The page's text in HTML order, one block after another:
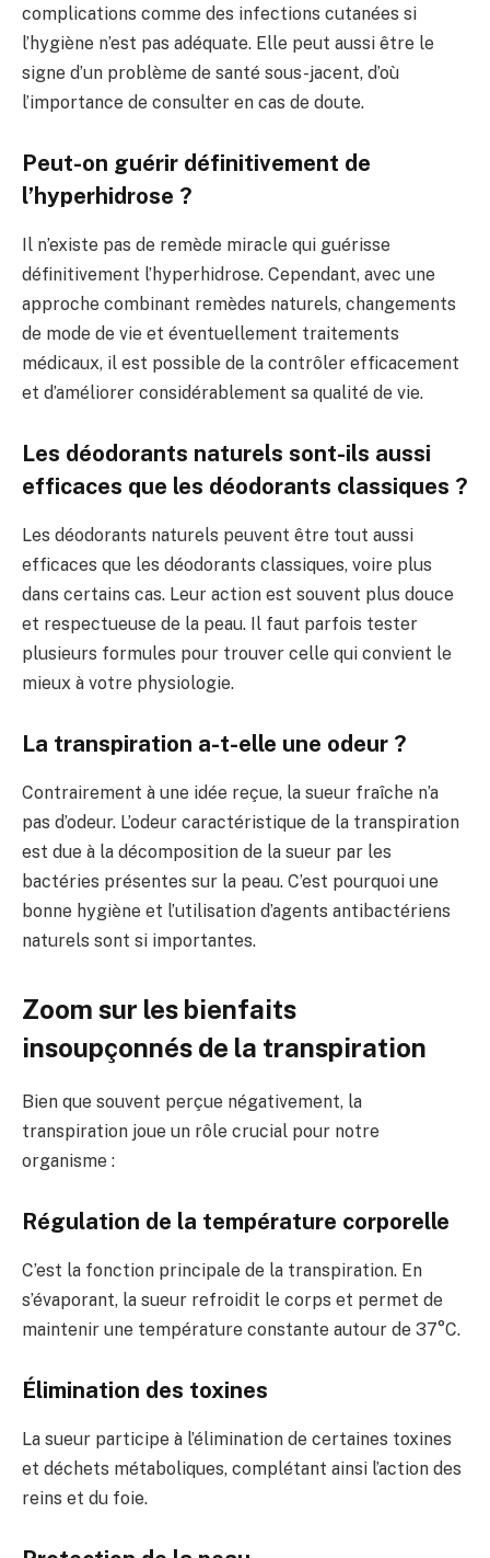
complications comme des infections cutanées si
l’hygiène n’est pas adéquate. Elle peut aussi être le
signe d’un problème de santé sous-jacent, d’où
l’importance de consulter en cas de doute.
Peut-on guérir définitivement de
l’hyperhidrose ?
Il n’existe pas de remède miracle qui guérisse
définitivement l’hyperhidrose. Cependant, avec une
approche combinant remèdes naturels, changements
de mode de vie et éventuellement traitements
médicaux, il est possible de la contrôler efficacement
et d’améliorer considérablement sa qualité de vie.
Les déodorants naturels sont-ils aussi
efficaces que les déodorants classiques ?
Les déodorants naturels peuvent être tout aussi
efficaces que les déodorants classiques, voire plus
dans certains cas. Leur action est souvent plus douce
et respectueuse de la peau. Il faut parfois tester
plusieurs formules pour trouver celle qui convient le
mieux à votre physiologie.
La transpiration a-t-elle une odeur ?
Contrairement à une idée reçue, la sueur fraîche n’a
pas d’odeur. L’odeur caractéristique de la transpiration
est due à la décomposition de la sueur par les
bactéries présentes sur la peau. C’est pourquoi une
bonne hygiène et l’utilisation d’agents antibactériens
naturels sont si importantes.
Zoom sur les bienfaits
insoupçonnés de la transpiration
Bien que souvent perçue négativement, la
transpiration joue un rôle crucial pour notre
organisme :
Régulation de la température corporelle
C’est la fonction principale de la transpiration. En
s’évaporant, la sueur refroidit le corps et permet de
maintenir une température constante autour de 37°C.
Élimination des toxines
La sueur participe à l’élimination de certaines toxines
et déchets métaboliques, complétant ainsi l’action des
reins et du foie.